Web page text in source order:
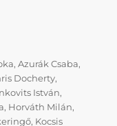
csapat
,Azurák Csaba,
Docherty,
István,
, Horváth Milán,
, Kocsis